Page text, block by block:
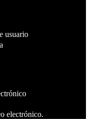
usuario
electrónico.